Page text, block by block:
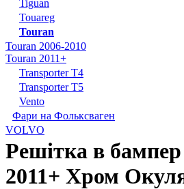
Tiguan
Touareg
Touran
Touran 2006-2010
Touran 2011+
Transporter T4
Transporter T5
Vento
Фари на Фольксваген
VOLVO
Решітка в
2011+ Хром